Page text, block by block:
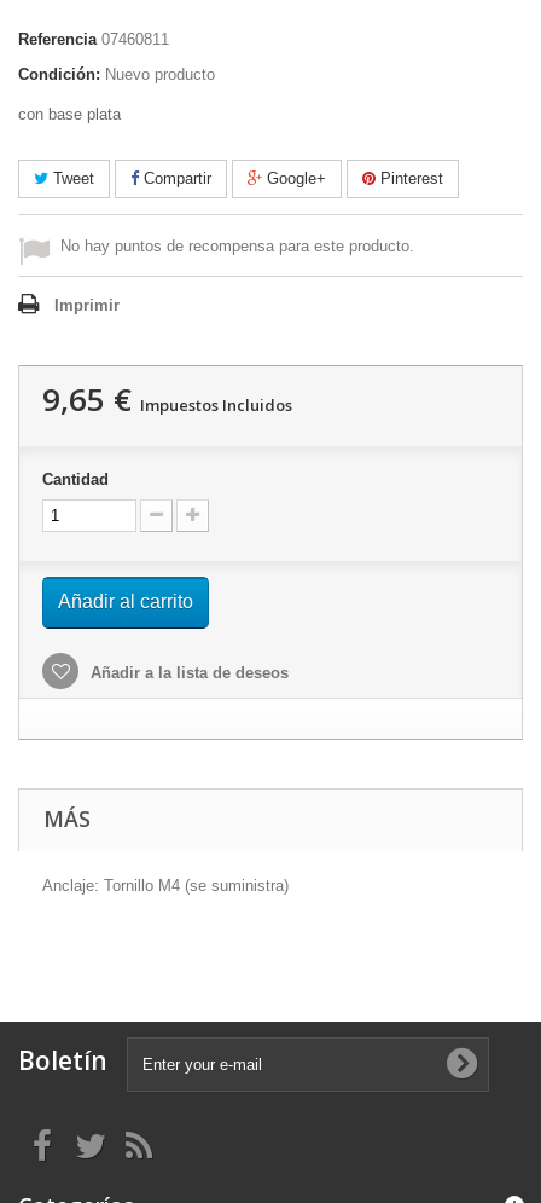
Referencia 07460811
Condición: Nuevo producto
con base plata
Tweet Compartir Google+ Pinterest
No hay puntos de recompensa para este producto.
Imprimir
9,65 € Impuestos Incluidos
Cantidad
Añadir al carrito
Añadir a la lista de deseos
MÁS
Anclaje: Tornillo M4 (se suministra)
Boletín